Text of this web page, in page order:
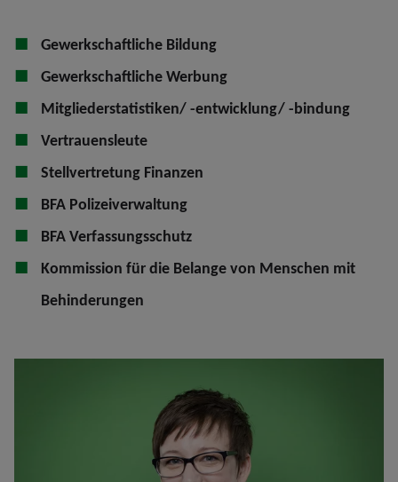
Gewerkschaftliche Bildung
Gewerkschaftliche Werbung
Mitgliederstatistiken/ -entwicklung/ -bindung
Vertrauensleute
Stellvertretung Finanzen
BFA Polizeiverwaltung
BFA Verfassungsschutz
Kommission für die Belange von Menschen mit
Behinderungen